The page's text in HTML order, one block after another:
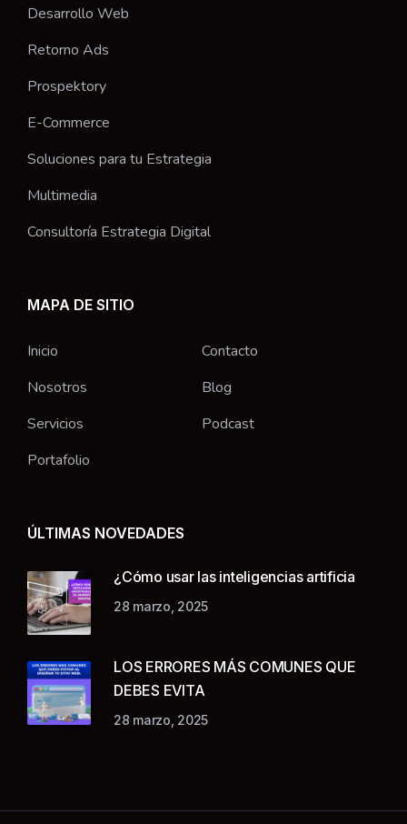
Desarrollo Web
Retorno Ads
Prospektory
E-Commerce
Soluciones para tu Estrategia
Multimedia
Consultoría Estrategia Digital
MAPA DE SITIO
Inicio
Nosotros
Servicios
Portafolio
Contacto
Blog
Podcast
ÚLTIMAS NOVEDADES
¿Cómo usar las inteligencias artificia
28 marzo, 2025
LOS ERRORES MÁS COMUNES QUE
DEBES EVITA
28 marzo, 2025